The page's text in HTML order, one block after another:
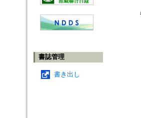
書誌管理
書き出し